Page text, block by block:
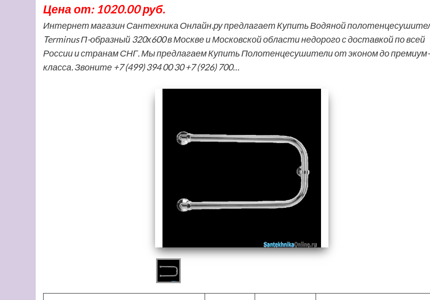
Цена от: 1020.00 руб.
Интернет магазин Сантехника Онлайн.ру предлагает Купить Водяной
Terminus П-образный 320х600 в Москве и Московской области недорого с доставкой по всей
России и странам СНГ. Мы предлагаем Купить Полотенцесушители от эконом до премиум-
класса. Звоните +7 (499) 394 00 30 +7 (926) 700…